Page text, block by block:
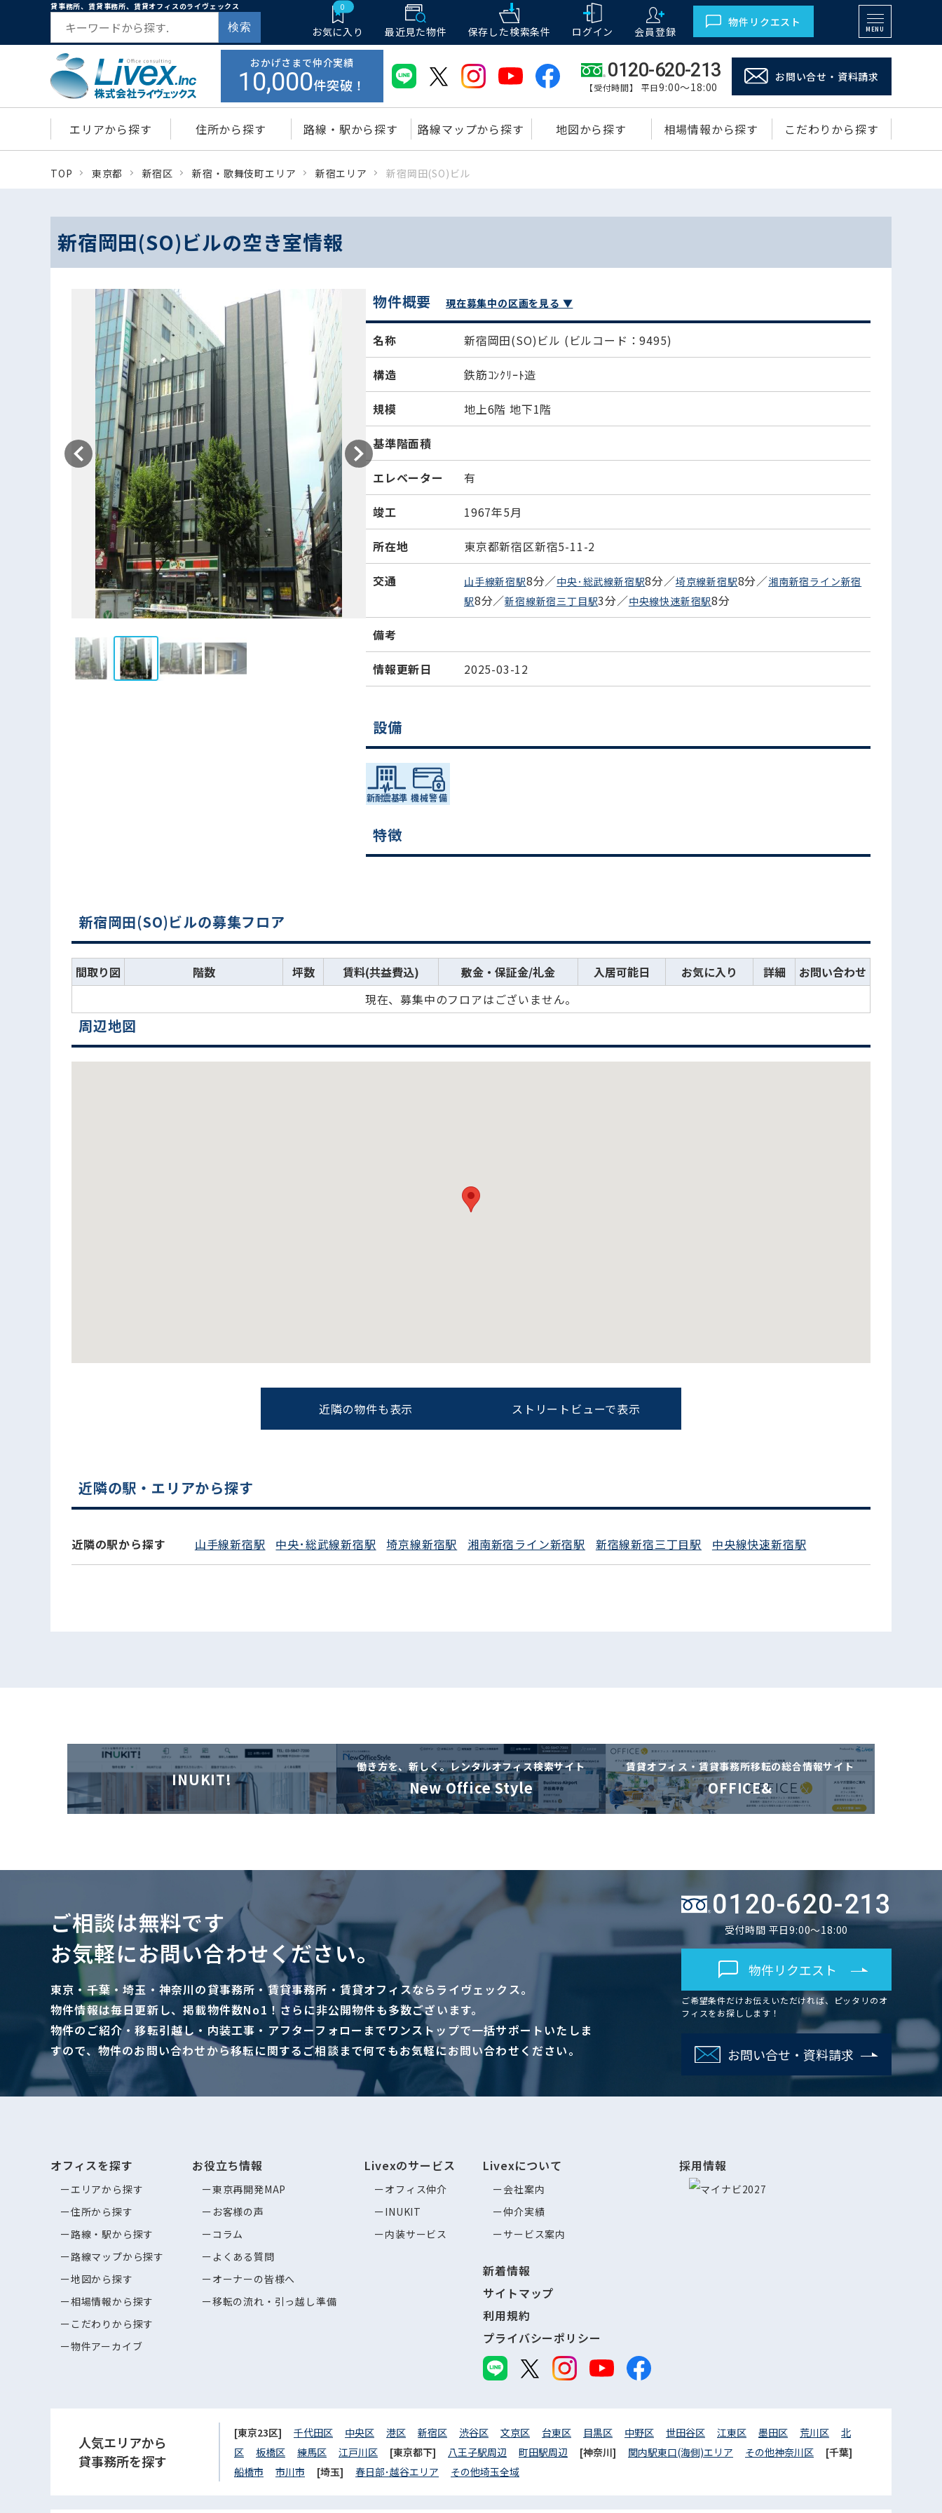
貸事務所、賃貸事務所、賃貸オフィスのライヴェックス
検索
0
お気に入り 最近見た物件 保存した検索条件 ログイン 会員登録
物件リクエスト
MENU
おかげさまで仲介実績
10,000件突破！
0120-620-213
【受付時間】 平日9:00～18:00
お問い合せ・資料請求
エリアから探す 住所から探す 路線・駅から探す 路線マップから探す 地図から探す 相場情報から探す こだわりから探す
TOP 東京都 新宿区 新宿・歌舞伎町エリア 新宿エリア 新宿岡田(SO)ビル
新宿岡田(SO)ビルの空き室情報
物件概要 現在募集中の区画を見る ▼
名称 新宿岡田(SO)ビル (ビルコード：9495)
構造 鉄筋ｺﾝｸﾘｰﾄ造
規模 地上6階 地下1階
基準階面積
エレベーター 有
竣工 1967年5月
所在地 東京都新宿区新宿5-11-2
交通 山手線新宿駅8分／中央･総武線新宿駅8分／埼京線新宿駅8分／湘南新宿ライン新宿
駅8分／新宿線新宿三丁目駅3分／中央線快速新宿駅8分
備考
情報更新日 2025-03-12
設備
特徴
新宿岡田(SO)ビルの募集フロア
間取り図 階数 坪数 賃料(共益費込) 敷金・保証金/礼金 入居可能日 お気に入り 詳細
お問い合わせ
現在、募集中のフロアはございません。
スムーズにご案内できます
周辺地図
近隣の物件も表示 ストリートビューで表示
近隣の駅・エリアから探す
近隣の駅から探す 山手線新宿駅 中央･総武線新宿駅 埼京線新宿駅 湘南新宿ライン新宿駅 新宿線新宿三丁目駅 中央線快速新宿駅
INUKIT!
働き方を、新しく。レンタルオフィス検索サイト
New Office Style
賃貸オフィス・賃貸事務所移転の総合情報サイト
OFFICE&
ご相談は無料です
お気軽にお問い合わせください。
東京・千葉・埼玉・神奈川の貸事務所・賃貸事務所・賃貸オフィスならライヴェックス。
物件情報は毎日更新し、掲載物件数No1！さらに非公開物件も多数ございます。
物件のご紹介・移転引越し・内装工事・アフターフォローまでワンストップで一括サポートいたしま
すので、物件のお問い合わせから移転に関するご相談まで何でもお気軽にお問い合わせください。
0120-620-213
受付時間 平日9:00～18:00
物件リクエスト
ご希望条件だけお伝えいただければ、ピッタリのオ
フィスをお探しします！
お問い合せ・資料請求
オフィスを探す
エリアから探す
住所から探す
路線・駅から探す
路線マップから探す
地図から探す
相場情報から探す
こだわりから探す
物件アーカイブ
お役立ち情報
東京再開発MAP
お客様の声
コラム
よくある質問
オーナーの皆様へ
移転の流れ・引っ越し準備
Livexのサービス
オフィス仲介
INUKIT
内装サービス
Livexについて
会社案内
仲介実績
サービス案内
新着情報
サイトマップ
利用規約
プライバシーポリシー
採用情報
人気エリアから
貸事務所を探す
[東京23区] 千代田区 中央区 港区 新宿区 渋谷区 文京区 台東区 目黒区 中野区 世田谷区 江東区 墨田区 荒川区
北
区
板橋区 練馬区 江戸川区 [東京都下] 八王子駅周辺 町田駅周辺 [神奈川] 関内駅東口(海側)エリア その他神奈川区
[千葉]
船橋市
市川市 [埼玉] 春日部･越谷エリア その他埼玉全域